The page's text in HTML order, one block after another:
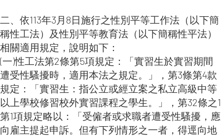
二、依113年3月8日施行之性別平等工作法（以下簡
稱性工法）及性別平等教育法（以下簡稱性平法）
相關適用規定，說明如下：
(一)性工法第2條第5項規定：「實習生於實習期間
遭受性騷擾時，適用本法之規定。」，第3條第4款
規定：「實習生：指公立或經立案之私立高級中等
以上學校修習校外實習課程之學生。」，第32條之1
第1項規定略以：「受僱者或求職者遭受性騷擾，應
向雇主提起申訴。但有下列情形之一者，得逕向地